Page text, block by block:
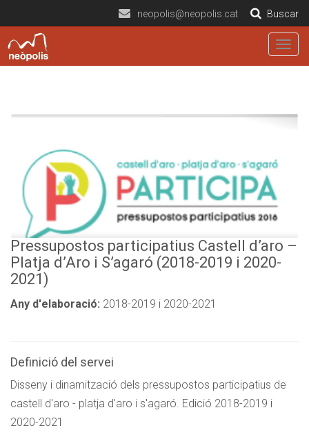
neopolis@neopolis.cat Buscar
Pressupostos participatius Castell d’aro –
Platja d’Aro i S’agaró (2018-2019 i 2020-
2021)
Any d'elaboració: 2018-2019 i 2020-2021
Definició del servei
Disseny i dinamització dels pressupostos participatius de
castell d'aro - platja d'aro i s'agaró. Edició 2018-2019 i
2020-2021